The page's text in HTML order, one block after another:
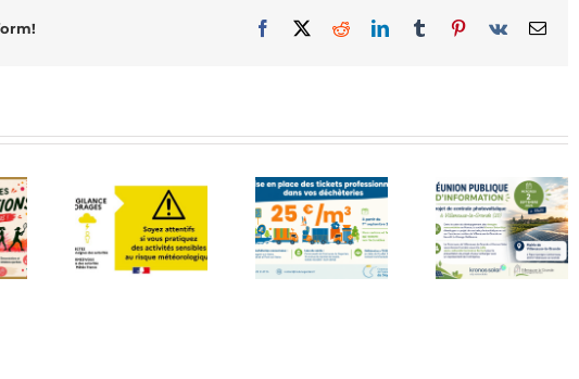
Facebook RedditLinkedInTumblr Pinterest
Vk Email